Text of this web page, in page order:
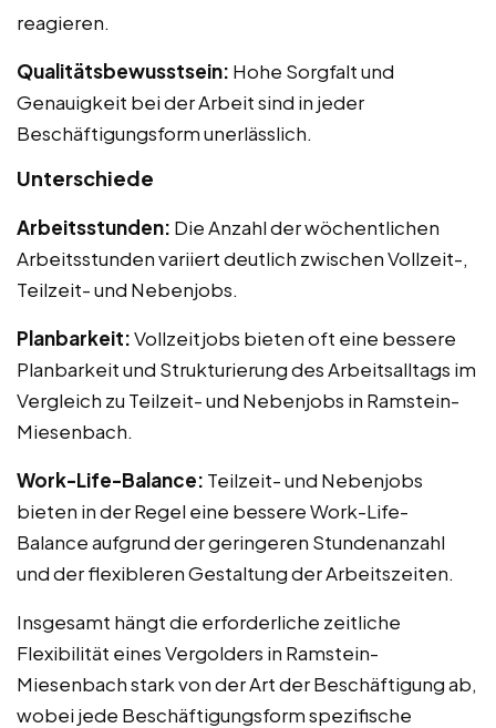
reagieren.
Qualitätsbewusstsein: Hohe Sorgfalt und
Genauigkeit bei der Arbeit sind in jeder
Beschäftigungsform unerlässlich.
Unterschiede
Arbeitsstunden: Die Anzahl der wöchentlichen
Arbeitsstunden variiert deutlich zwischen Vollzeit-,
Teilzeit- und Nebenjobs.
Planbarkeit:Vollzeitjobs bieten oft eine bessere
Planbarkeit und Strukturierung des Arbeitsalltags im
Vergleich zu Teilzeit- und Nebenjobs in Ramstein-
Miesenbach.
Work-Life-Balance: Teilzeit- und Nebenjobs
bieten in der Regel eine bessere Work-Life-
Balance aufgrund der geringeren Stundenanzahl
und der flexibleren Gestaltung der Arbeitszeiten.
Insgesamt hängt die erforderliche zeitliche
Flexibilität eines Vergolders in Ramstein-
Miesenbach stark von der Art der Beschäftigung ab,
wobei jede Beschäftigungsform spezifische